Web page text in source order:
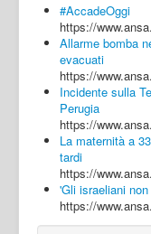
Napoli
Salerno
Login
#AccadeOggi
https://
Allarme bomba
evacuati
https://
Incidente sulla
Perugia
https://
La maternità a
tardi
https://
'Gli israeliani
https://